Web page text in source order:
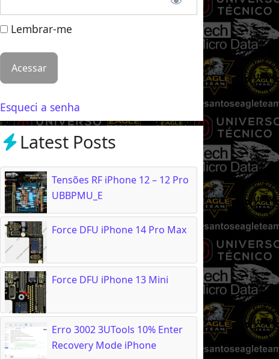
Lembrar-me
Esqueci a senha
Latest Posts
Tensões RF iPhone 12 – 12 Pro
UBBPMU_E
Force DFU iPhone 14 Pro Max
Force DFU iPhone 13 Mini
Erro 3002 3UTools 10% Enter
Recovery Mode iPhone